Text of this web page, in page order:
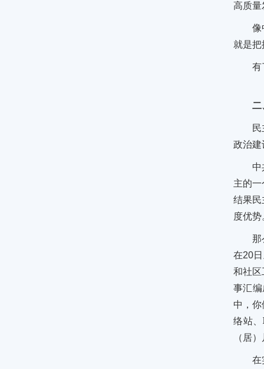
高质量
像
就是
有
二
政治建
中
主的
结果民
度优
那
在20
和社区
事汇
中，
络站
（居
在